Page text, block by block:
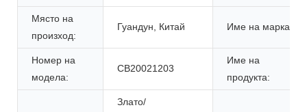
Място на
произход:
Гуандун, Китай Име на марката:
Номер на
модела:
CB20021203
Име на
продукта:
Злато/